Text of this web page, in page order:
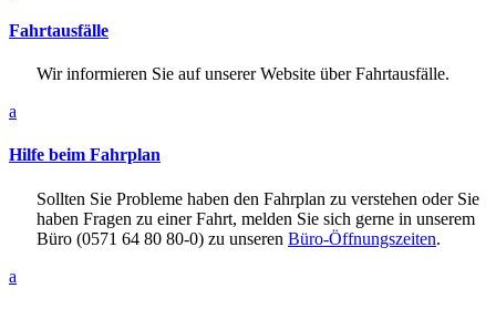
Fahrtausfälle
Wir informieren Sie auf unserer Website über Fahrtausfälle.
a
Hilfe beim Fahrplan
Sollten Sie Probleme haben den Fahrplan zu verstehen oder Sie
haben Fragen zu einer Fahrt, melden Sie sich gerne in unserem
Büro (0571 64 80 80-0) zu unseren Büro-Öffnungszeiten.
a